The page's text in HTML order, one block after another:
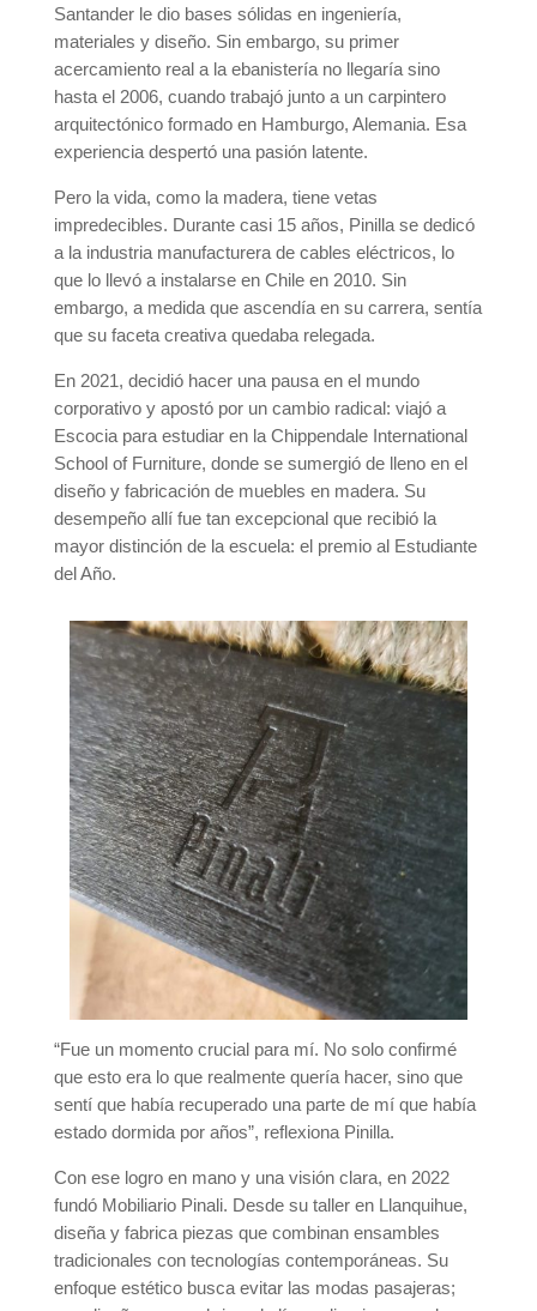
Santander le dio bases sólidas en ingeniería,
materiales y diseño. Sin embargo, su primer
acercamiento real a la ebanistería no llegaría sino
hasta el 2006, cuando trabajó junto a un carpintero
arquitectónico formado en Hamburgo, Alemania. Esa
experiencia despertó una pasión latente.
Pero la vida, como la madera, tiene vetas
impredecibles. Durante casi 15 años, Pinilla se dedicó
a la industria manufacturera de cables eléctricos, lo
que lo llevó a instalarse en Chile en 2010. Sin
embargo, a medida que ascendía en su carrera, sentía
que su faceta creativa quedaba relegada.
En 2021, decidió hacer una pausa en el mundo
corporativo y apostó por un cambio radical: viajó a
Escocia para estudiar en la Chippendale International
School of Furniture, donde se sumergió de lleno en el
diseño y fabricación de muebles en madera. Su
desempeño allí fue tan excepcional que recibió la
mayor distinción de la escuela: el premio al Estudiante
del Año.
“Fue un momento crucial para mí. No solo confirmé
que esto era lo que realmente quería hacer, sino que
sentí que había recuperado una parte de mí que había
estado dormida por años”, reflexiona Pinilla.
Con ese logro en mano y una visión clara, en 2022
fundó Mobiliario Pinali. Desde su taller en Llanquihue,
diseña y fabrica piezas que combinan ensambles
tradicionales con tecnologías contemporáneas. Su
enfoque estético busca evitar las modas pasajeras;